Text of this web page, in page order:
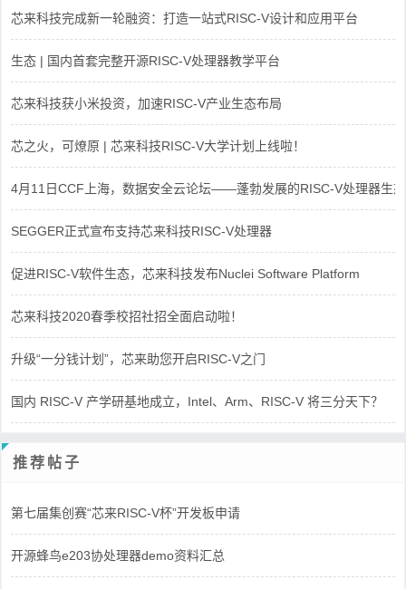
芯来科技完成新一轮融资：打造一站式RISC-V设计和应用平台
生态 | 国内首套完整开源RISC-V处理器教学平台
芯来科技获小米投资，加速RISC-V产业生态布局
芯之火，可燎原 | 芯来科技RISC-V大学计划上线啦！
4月11日CCF上海，数据安全云论坛——蓬勃发展的RISC-V处理器生态
SEGGER正式宣布支持芯来科技RISC-V处理器
促进RISC-V软件生态，芯来科技发布Nuclei Software Platform
芯来科技2020春季校招社招全面启动啦！
升级“一分钱计划”，芯来助您开启RISC-V之门
国内 RISC-V 产学研基地成立，Intel、Arm、RISC-V 将三分天下？
推荐帖子
第七届集创赛“芯来RISC-V杯”开发板申请
开源蜂鸟e203协处理器demo资料汇总